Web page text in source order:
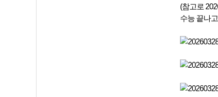
(참고로
수능 끝나